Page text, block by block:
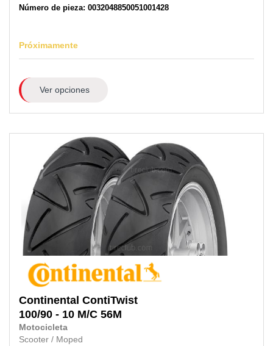
Número de pieza: 0032048850051001428
Próximamente
Ver opciones
Continental ContiTwist
100/90 - 10 M/C 56M
Motocicleta
Scooter / Moped